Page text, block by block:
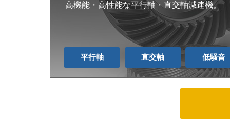
高機能・高性能な平行軸・直交軸減速機。
平行軸 直交軸 低騒音